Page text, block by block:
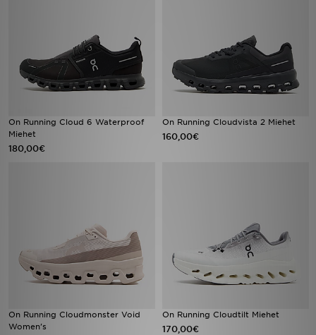
On Running Cloud 6 Waterproof
Miehet
180,00€
On Running Cloudvista 2 Miehet
160,00€
On Running Cloudmonster Void
Women's
On Running Cloudtilt Miehet
170,00€